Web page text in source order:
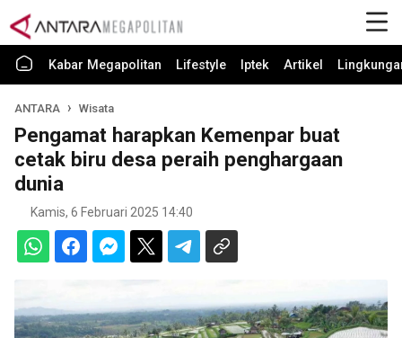
Kabar Megapolitan Lifestyle Iptek Artikel
ANTARA Wisata
Pengamat harapkan Kemenpar buat
cetak biru desa peraih penghargaan
dunia
Kamis, 6 Februari 2025 14:40